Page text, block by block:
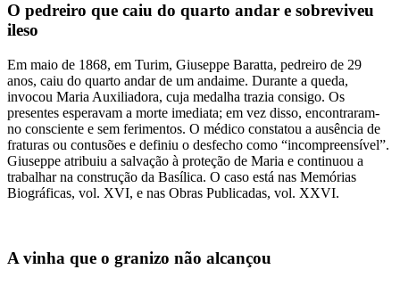
O pedreiro que caiu do quarto andar e sobreviveu
ileso
Em maio de 1868, em Turim, Giuseppe Baratta, pedreiro de 29
anos, caiu do quarto andar de um andaime. Durante a queda,
invocou Maria Auxiliadora, cuja medalha trazia consigo. Os
presentes esperavam a morte imediata; em vez disso, encontraram-
no consciente e sem ferimentos. O médico constatou a ausência de
fraturas ou contusões e definiu o desfecho como “incompreensível”.
Giuseppe atribuiu a salvação à proteção de Maria e continuou a
trabalhar na construção da Basílica. O caso está nas Memórias
Biográficas, vol. XVI, e nas Obras Publicadas, vol. XXVI.
A vinha que o granizo não alcançou